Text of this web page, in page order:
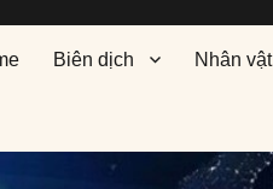
Biên dịch Nhân vật